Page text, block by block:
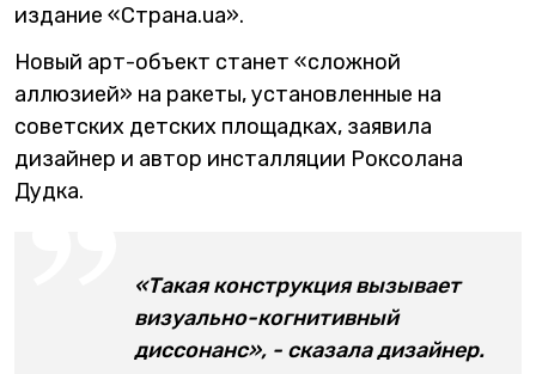
издание «Страна.ua».
Новый арт-объект станет «сложной
аллюзией» на ракеты, установленные на
советских детских площадках, заявила
дизайнер и автор инсталляции Роксолана
Дудка.
«Такая конструкция вызывает
визуально-когнитивный
диссонанс», - сказала дизайнер.